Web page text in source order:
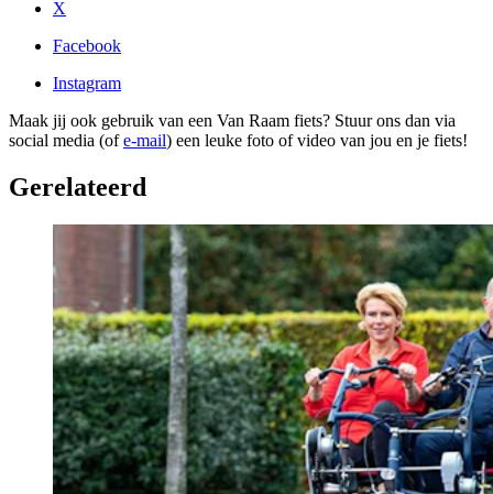
X
Facebook
Instagram
Maak jij ook gebruik van een Van Raam fiets? Stuur ons dan via
social media (ofe-mail) een leuke foto of video van jou en je fiets!
Gerelateerd